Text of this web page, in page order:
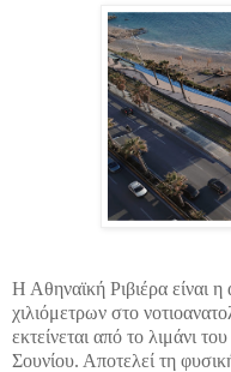
Η Αθηναϊκή Ριβιέρα είναι
χιλιόμετρων στο
εκτείνεται από το λιμάνι
Σουνίου. Αποτελεί τη